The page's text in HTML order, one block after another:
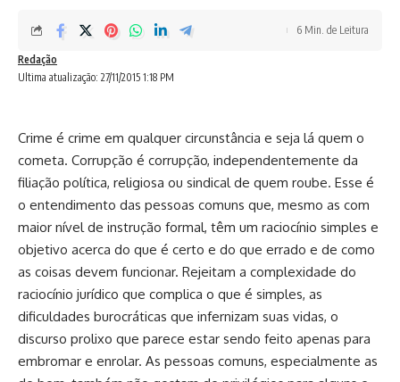
Ultima atualização: 27/11/2015 1:18 PM
Redação
6 Min. de Leitura
Crime é crime em qualquer circunstância e seja lá quem o
cometa. Corrupção é corrupção, independentemente da
filiação política, religiosa ou sindical de quem roube. Esse é
o entendimento das pessoas comuns que, mesmo as com
maior nível de instrução formal, têm um raciocínio simples e
objetivo acerca do que é certo e do que errado e de como
as coisas devem funcionar. Rejeitam a complexidade do
raciocínio jurídico que complica o que é simples, as
dificuldades burocráticas que infernizam suas vidas, o
discurso prolixo que parece estar sendo feito apenas para
embromar e enrolar. As pessoas comuns, especialmente as